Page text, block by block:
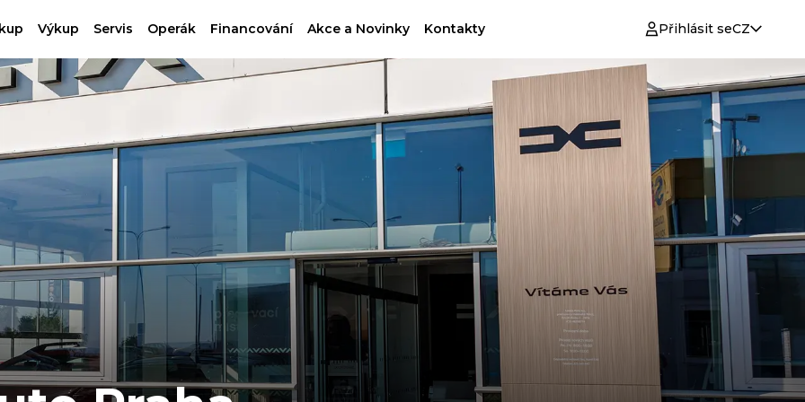
Výkup Servis Operák Financování Akce a Novinky Kontakty Přihlásit seCZ